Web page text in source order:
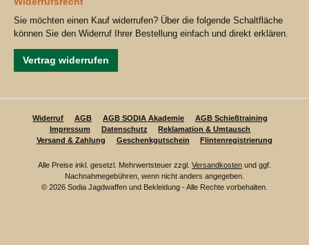
Sie möchten einen Kauf widerrufen? Über die folgende Schaltfläche
können Sie den Widerruf Ihrer Bestellung einfach und direkt erklären.
Vertrag widerrufen
Widerruf AGB AGB SODIA Akademie
AGB Schießtraining
Impressum
Datenschutz
Reklamation & Umtausch
Versand & Zahlung
Geschenkgutschein Flintenregistrierung
Alle Preise inkl. gesetzl. Mehrwertsteuer zzgl. Versandkosten und ggf.
Nachnahmegebühren, wenn nicht anders angegeben.
© 2026 Sodia Jagdwaffen und Bekleidung - Alle Rechte vorbehalten.